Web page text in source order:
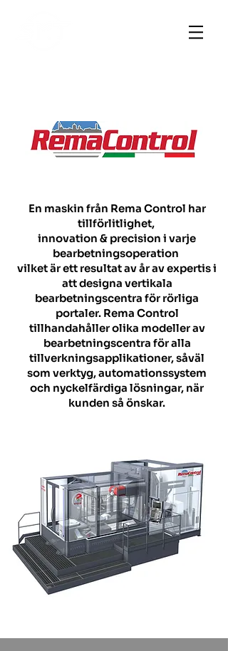
En maskin från Rema Control har
tillförlitlighet,
innovation & precision i varje
bearbetningsoperation
vilket är ett resultat av år av expertis i
att designa vertikala
bearbetningscentra för rörliga
portaler. Rema Control
tillhandahåller olika modeller av
bearbetningscentra för alla
tillverkningsapplikationer, såväl
som verktyg, automationssystem
och nyckelfärdiga lösningar, när
kunden så önskar.